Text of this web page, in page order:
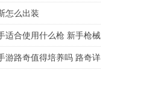
怎么出装
适合使用什么枪 新手枪械
游路奇值得培养吗 路奇详